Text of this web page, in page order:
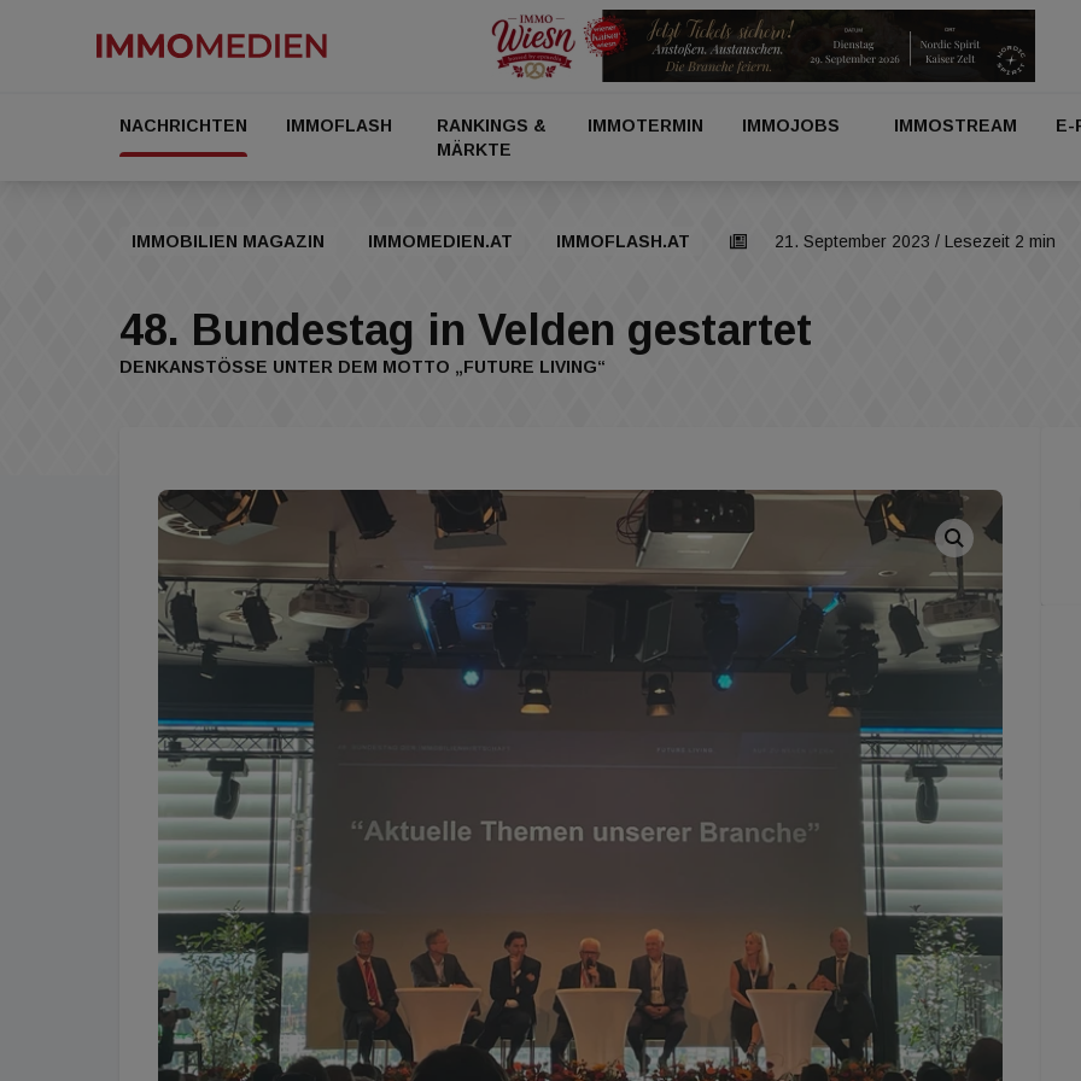
NACHRICHTEN IMMOFLASH
RANKINGS &
MÄRKTE
IMMOTERMIN IMMOJOBS IMMOSTREAM E-
IMMOBILIEN MAGAZIN IMMOMEDIEN.AT IMMOFLASH.AT 21. September 2023 / Lesezeit 2 min
48. Bundestag in Velden gestartet
DENKANSTÖSSE UNTER DEM MOTTO „FUTURE LIVING“